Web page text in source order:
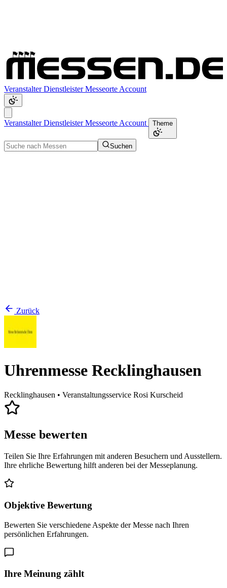
VeranstalterDienstleisterMesseorte Account
VeranstalterDienstleisterMesseorte Account Theme
Suchen
Zurück
Uhrenmesse Recklinghausen
Recklinghausen • Veranstaltungsservice Rosi Kurscheid
Messe bewerten
Teilen Sie Ihre Erfahrungen mit anderen Besuchern und Ausstellern.
Ihre ehrliche Bewertung hilft anderen bei der Messeplanung.
Objektive Bewertung
Bewerten Sie verschiedene Aspekte der Messe nach Ihren
persönlichen Erfahrungen.
Ihre Meinung zählt